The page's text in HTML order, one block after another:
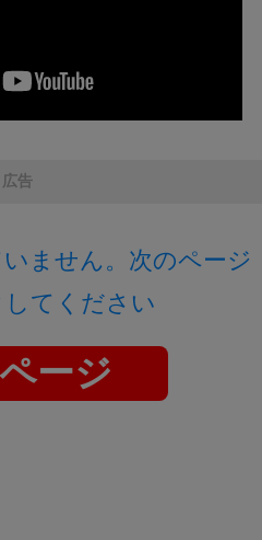
広告
ません。次のページ
てください
ージ